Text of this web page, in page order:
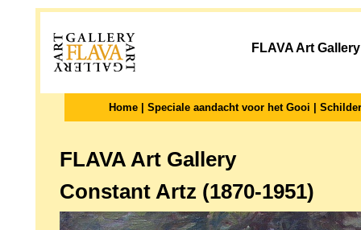
FLAVA Art
Home Speciale aandacht voor het Gooi
FLAVA Art Gallery
Constant Artz (1870-1951)